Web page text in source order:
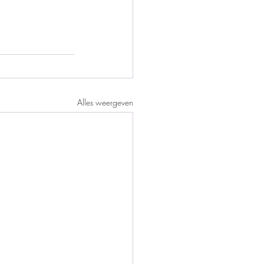
Alles weergeven